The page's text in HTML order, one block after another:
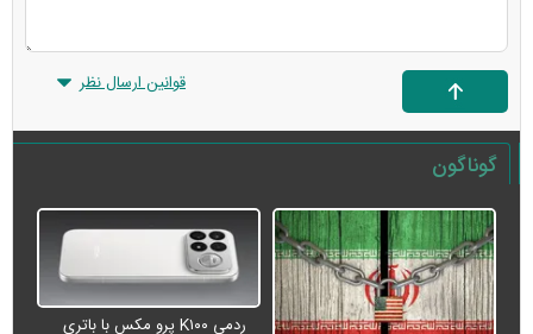
قوانین ارسال نظر
گوناگون
ردمی K۱۰۰ پرو مکس با باتری